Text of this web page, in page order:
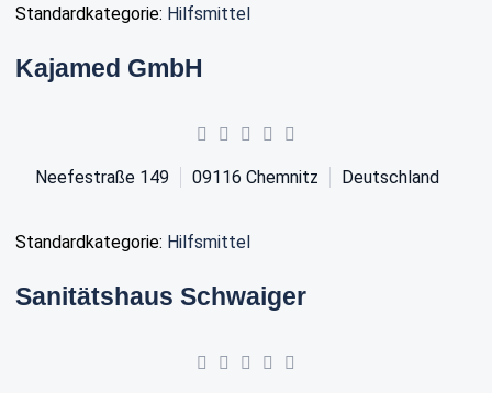
Standardkategorie: Hilfsmittel
Kajamed GmbH
Neefestraße 149 09116 Chemnitz Deutschland
Standardkategorie: Hilfsmittel
Sanitätshaus Schwaiger